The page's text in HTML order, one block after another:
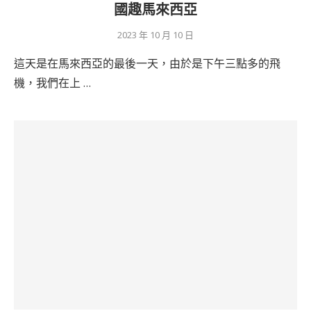
國趣馬來西亞
2023 年 10 月 10 日
這天是在馬來西亞的最後一天，由於是下午三點多的飛
機，我們在上 …